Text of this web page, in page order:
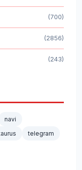
(700)
(2856)
(243)
navi
telegram